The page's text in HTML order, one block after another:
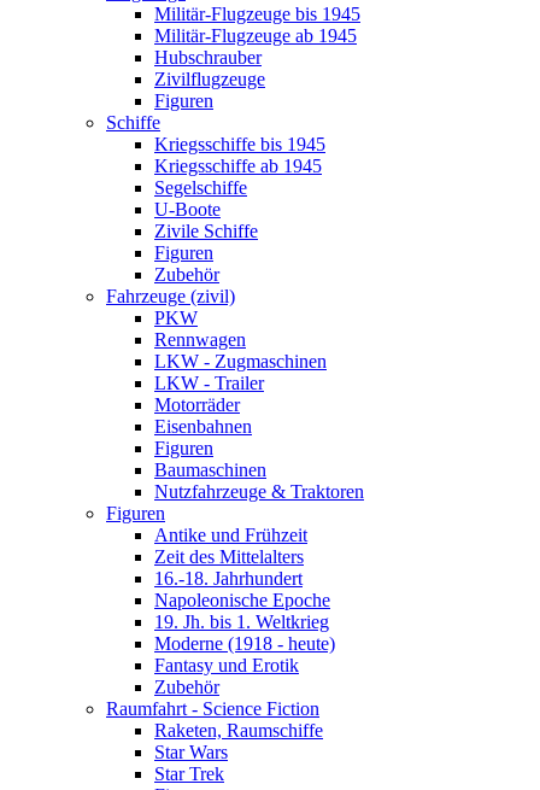
Militär-Flugzeuge bis 1945
Militär-Flugzeuge ab 1945
Hubschrauber
Zivilflugzeuge
Figuren
Schiffe
Kriegsschiffe bis 1945
Kriegsschiffe ab 1945
Segelschiffe
U-Boote
Zivile Schiffe
Figuren
Zubehör
Fahrzeuge (zivil)
PKW
Rennwagen
LKW - Zugmaschinen
LKW - Trailer
Motorräder
Eisenbahnen
Figuren
Baumaschinen
Nutzfahrzeuge & Traktoren
Figuren
Antike und Frühzeit
Zeit des Mittelalters
16.-18. Jahrhundert
Napoleonische Epoche
19. Jh. bis 1. Weltkrieg
Moderne (1918 - heute)
Fantasy und Erotik
Zubehör
Raumfahrt - Science Fiction
Raketen, Raumschiffe
Star Wars
Star Trek